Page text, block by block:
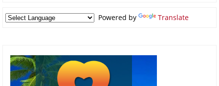
Powered by Translate